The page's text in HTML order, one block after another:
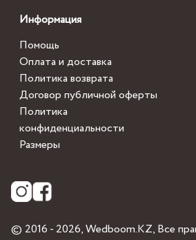
Информация
Помощь
Оплата и доставка
Политика возврата
Договор публичной оферты
Политика
конфиденциальности
Размеры
© 2016 - 2026,Wedboom.KZ, Все